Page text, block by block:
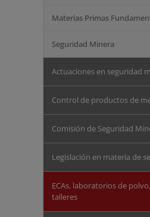
Materias Primas
Seguridad Minera
Actuaciones en seguridad
Control de productos de
Comisión de Seguridad
Legislación en materia de
ECAs, laboratorios de
talleres